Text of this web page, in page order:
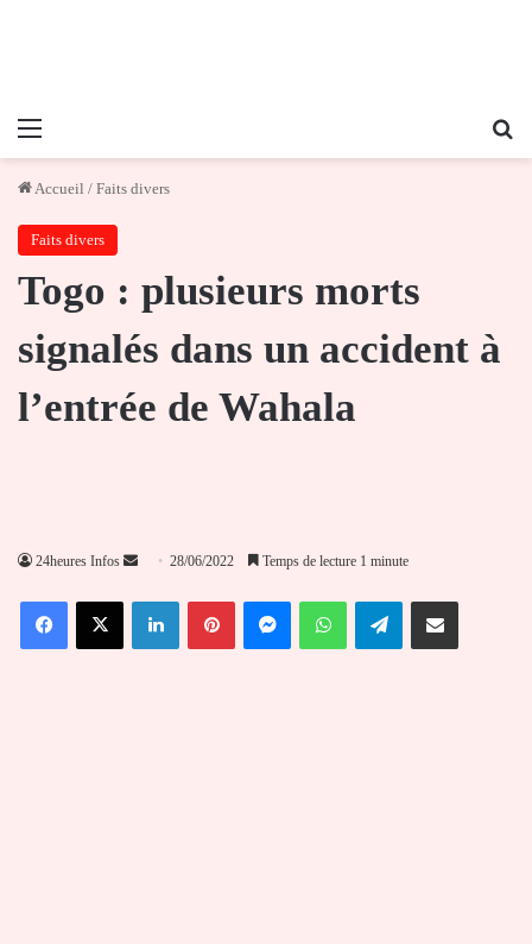
Menu
Accueil / Faits divers
Faits divers
Togo : plusieurs morts
signalés dans un accident à
l’entrée de Wahala
24heures Infos
Envoyer
courriel
28/06/2022 Temps de lecture 1 minute
FacebookX LinkedinPinterestMessengerWhatsAppTelegramPartager par email